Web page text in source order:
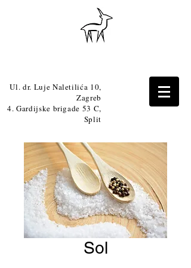
Ul. dr. Luje Naletilića 10,
Zagreb
4. Gardijske brigade 53 C,
Split
Sol